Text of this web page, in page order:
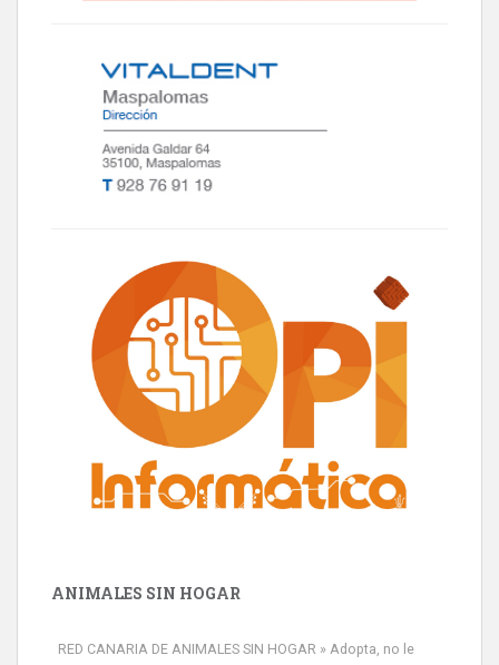
ANIMALES SIN HOGAR
RED CANARIA DE ANIMALES SIN HOGAR » Adopta, no le